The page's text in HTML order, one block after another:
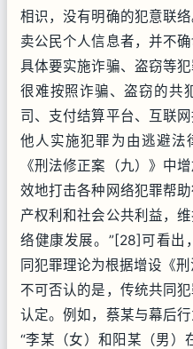
相识，没有明确的犯意联
卖公民个人信息者，并不
具体要实施诈骗、盗窃等
很难按照诈骗、盗窃的共
司、支付结算平台、互联
他人实施犯罪为由逃避
《刑法修正案（九）》中
效地打击各种网络犯罪帮
产权利和社会公共利益，
络健康发展。”[28]可看出
同犯罪理论为根据增设《刑
不可否认的是，传统共同
认定。例如，蔡某与幕后
“李某（女）和阳某（男）